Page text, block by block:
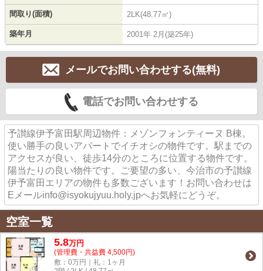
間取り(面積) 2LK(48.77㎡)
築年月 2001年 2月(築25年)
メールでお問い合わせする(無料)
電話でお問い合わせする
予讃線伊予富田駅周辺物件：メゾンフォンティーヌ B棟。
使い勝手の良いアパートでイチオシの物件です。駅までの
アクセスが良い、徒歩14分のところに位置する物件です。
陽当たりの良い物件です。ご要望の多い、今治市の予讃線
伊予富田エリアの物件も多数ございます！お問い合わせは
Eメールinfo@isyokujyuu.holy.jpへお気軽にどうぞ。
空室一覧
5.8万円
(管理費・共益費 4,500円)
敷：0万円｜礼：1ヶ月